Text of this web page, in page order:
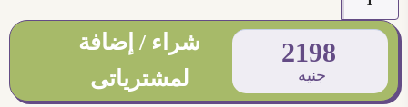
2198
جنيه
شراء / إضافة
لمشترياتى